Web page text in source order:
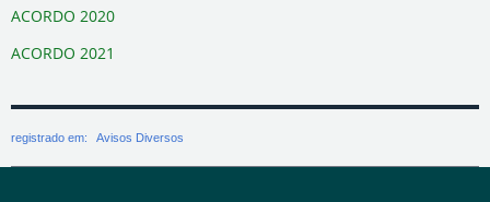
ACORDO 2020
ACORDO 2021
registrado em: Avisos Diversos